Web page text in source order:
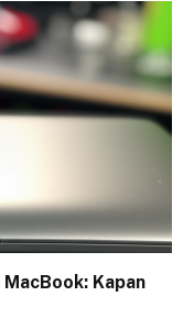
Kapan